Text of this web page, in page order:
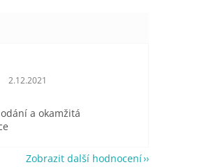
Hodnocení obchodu je 5 z 5 hvězdiček.
2.12.2021
a okamžitá
Zobrazit další hodnocení